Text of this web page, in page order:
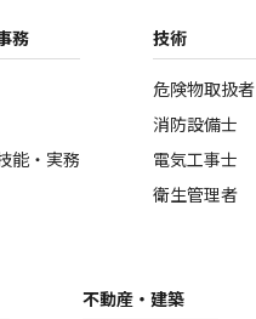
務
能・実務
技術
危険物取扱者
消防設備士
電気工事士
衛生管理者
不動産・建築